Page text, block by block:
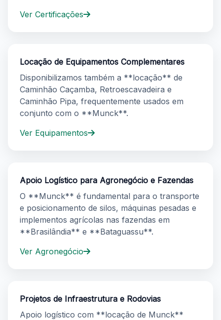
Ver Certificações
Locação de Equipamentos Complementares
Disponibilizamos também a **locação** de
Caminhão Caçamba, Retroescavadeira e
Caminhão Pipa, frequentemente usados em
conjunto com o **Munck**.
Ver Equipamentos
Apoio Logístico para Agronegócio e Fazendas
O **Munck** é fundamental para o transporte
e posicionamento de silos, máquinas pesadas e
implementos agrícolas nas fazendas em
**Brasilândia** e **Bataguassu**.
Ver Agronegócio
Projetos de Infraestrutura e Rodovias
Apoio logístico com **locação de Munck**